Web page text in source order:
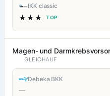
IKK classic
★★★ TOP
Magen- und
GLEICHAUF
Debeka BKK
—